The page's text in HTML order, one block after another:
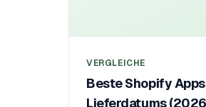
VERGLEICHE
Beste Shopify
Lieferdatums